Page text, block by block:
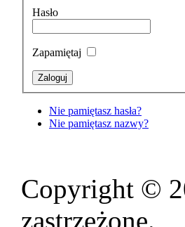
Hasło
Zapamiętaj
Nie pamiętasz hasła?
Nie pamiętasz nazwy?
Copyright ©
zastrzeżone.